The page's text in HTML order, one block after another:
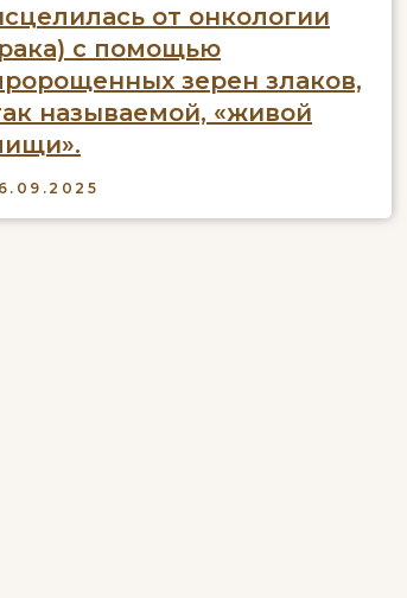
от онкологии
с помощью
зерен злаков,
называемой, «живой